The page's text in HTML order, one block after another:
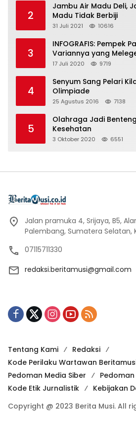
2
Jambu Air Madu Deli,
Madu Tidak Berbiji
31 Juli 2021 10616
3
INFOGRAFIS: Pempek
Variannya yang
17 Juli 2020 9719
4
Senyum Sang Pelari
Olimpiade
25 Agustus 2016 7138
5
Olahraga Jadi
Kesehatan
3 Oktober 2020 6551
Jalan pramuka 4, Srijaya, B5,
Palembang, Sumatera Selatan,
07115711330
redaksi.beritamusi@gmail.com
Tentang Kami
Redaksi
Kode Perilaku Wartawan
Pedoman Media Siber
Kode Etik Jurnalistik
Kebijakan
Copyright @ 2023 Berita Musi. All